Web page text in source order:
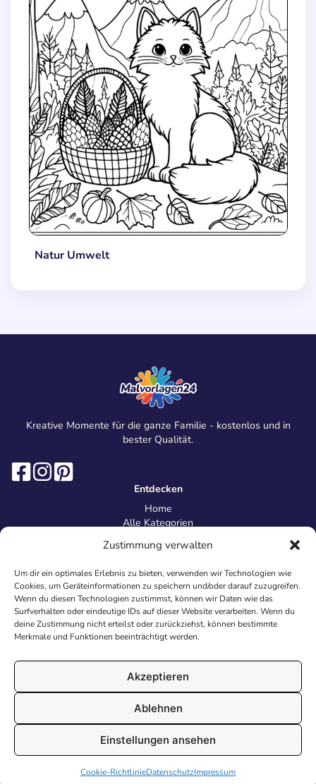
Zustimmung verwalten
Um dir ein optimales Erlebnis zu bieten, verwenden wir Technologien wie
Cookies, um Geräteinformationen zu speichern und/oder darauf zuzugreifen.
Wenn du diesen Technologien zustimmst, können wir Daten wie das
Surfverhalten oder eindeutige IDs auf dieser Website verarbeiten. Wenn du
deine Zustimmung nicht erteilst oder zurückziehst, können bestimmte
Merkmale und Funktionen beeinträchtigt werden.
Akzeptieren
Ablehnen
Einstellungen ansehen
Cookie-RichtlinieDatenschutzImpressum
Natur Umwelt
Kreative Momente für die ganze Familie - kostenlos und in
bester Qualität.
Entdecken
Home
Alle Kategorien
Information
Über uns
Kontakt
Inhaltsrichtlinien
Recht & Datenschutz
Impressum
AGB
Cookies
© 2026 Malvorlagen24.de - Alle Rechte vorbehalten. Made with
♥
in Deutschland.